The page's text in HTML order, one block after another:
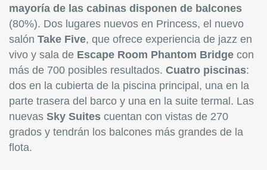
mayoría de las cabinas disponen de balcones
(80%). Dos lugares nuevos en Princess, el nuevo
salón Take Five, que ofrece experiencia de jazz en
vivo y sala de Escape Room Phantom Bridge con
más de 700 posibles resultados. Cuatro piscinas:
dos en la cubierta de la piscina principal, una en la
parte trasera del barco y una en la suite termal. Las
nuevas Sky Suites cuentan con vistas de 270
grados y tendrán los balcones más grandes de la
flota.